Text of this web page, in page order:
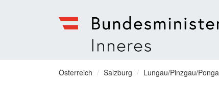
für
Inneres
Sie
Österreich Salzburg Lungau/Pinzgau/